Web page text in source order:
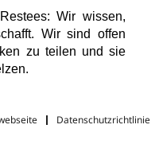
Wir wissen,
Wir sind offen
zu teilen und sie
Datenschutzrichtlinie